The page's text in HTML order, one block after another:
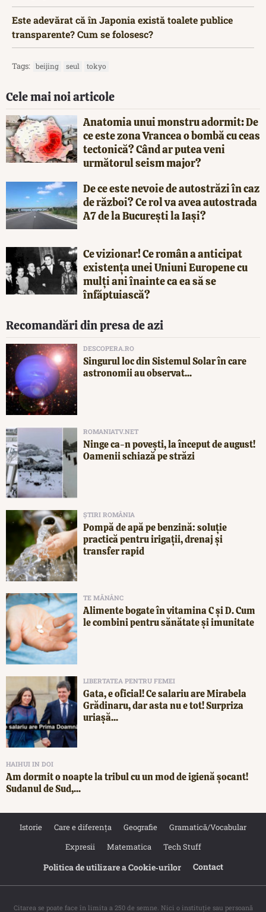
Este adevărat că în Japonia există toalete publice
transparente? Cum se folosesc?
Tags: beijing seul tokyo
Cele mai noi articole
Anatomia unui monstru adormit: De
ce este zona Vrancea o bombă cu ceas
tectonică? Când ar putea veni
următorul seism major?
De ce este nevoie de autostrăzi în caz
de război? Ce rol va avea autostrada
A7 de la București la Iași?
Ce vizionar! Ce român a anticipat
existența unei Uniuni Europene cu
mulți ani înainte ca ea să se
înfăptuiască?
Recomandări din presa de azi
DESCOPERA.RO
Singurul loc din Sistemul Solar în care
astronomii au observat...
ROMANIATV.NET
Ninge ca-n povești, la început de august!
Oamenii schiază pe străzi
ȘTIRI ROMÂNIA
Pompă de apă pe benzină: soluție
practică pentru irigații, drenaj și
transfer rapid
TE MĂNÂNC
Alimente bogate în vitamina C și D. Cum
le combini pentru sănătate și imunitate
LIBERTATEA PENTRU FEMEI
Gata, e oficial! Ce salariu are Mirabela
Grădinaru, dar asta nu e tot! Surpriza
uriașă...
HAIHUI IN DOI
Am dormit o noapte la tribul cu un mod de igienă șocant!
Sudanul de Sud,...
Istorie Care e diferența Geografie
Gramatică/Vocabular
Expresii
Matematica Tech Stuff
Politica de utilizare a Cookie‐urilor Contact
Citarea se poate face în limita a 250 de semne. Nici o instituţie sau persoană